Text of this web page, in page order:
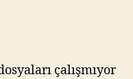
çalışmıyor